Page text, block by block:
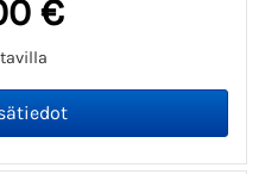
€